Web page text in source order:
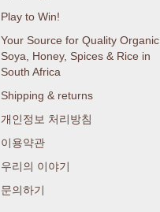
Play to Win!
Your Source for Quality Organic
Soya, Honey, Spices & Rice in
South Africa
Shipping & returns
개인정보 처리방침
이용약관
우리의 이야기
문의하기